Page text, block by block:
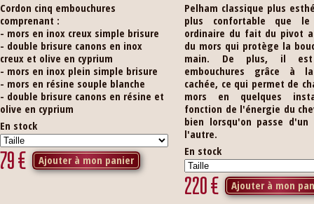
Cordon cinq embouchures
comprenant :
- mors en inox creux simple brisure
- double brisure canons en inox
creux et olive en cyprium
- mors en inox plein simple brisure
- mors en résine souple blanche
- double brisure canons en résine et
olive en cyprium
En stock
79€ Ajouter à mon panier
Pelham classique plus
plus confortable que le
ordinaire du fait du pivot
du mors qui protège la
main. De plus, il
embouchures grâce à
cachée, ce qui permet de
mors en quelques
fonction de l'énergie du
bien lorsqu'on passe d'un
l'autre.
En stock
220€ Ajouter à mon